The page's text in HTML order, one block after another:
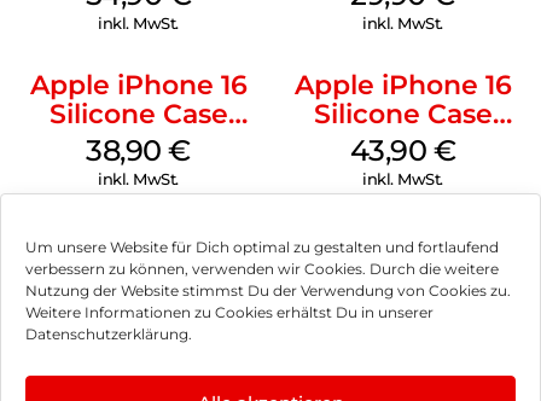
Um unsere Website für Dich optimal zu gestalten und fortlaufend
verbessern zu können, verwenden wir Cookies. Durch die weitere
Nutzung der Website stimmst Du der Verwendung von Cookies zu.
Weitere Informationen zu Cookies erhältst Du in unserer
Datenschutzerklärung.
Transparent
inkl. MwSt.
Transparent
inkl. MwSt.
Apple iPhone 16
Silicone Case
MagSafe
Ultramarine
38,90€
inkl. MwSt.
Apple iPhone 16
Silicone Case
MagSafe Plum
43,90 €
inkl. MwSt.
Impressum